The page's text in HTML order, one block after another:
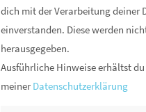
dich mit der Verarbeitung deiner
einverstanden. Diese werden
herausgegeben.
Ausführliche Hinweise erhältst
meiner Datenschutzerklärung